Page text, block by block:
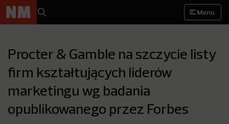
Menu
Procter & Gamble na szczycie listy
firm kształtujących liderów
marketingu wg badania
opublikowanego przez Forbes